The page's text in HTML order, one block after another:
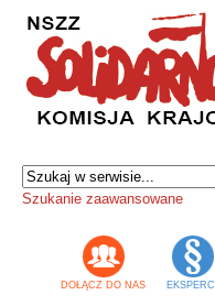
Szukanie zaawansowane
DOŁĄCZ DO NAS EKSPERCI